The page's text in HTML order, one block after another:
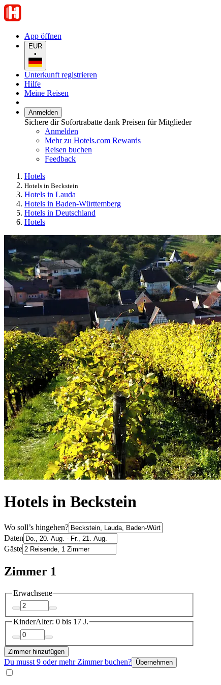
App öffnen
EUR
•
Unterkunft registrieren
Hilfe
Meine Reisen
Anmelden
Sichere dir Sofortrabatte dank Preisen für Mitglieder
Anmelden
Mehr zu Hotels.com Rewards
Reisen buchen
Feedback
Hotels
Hotels in Beckstein
Hotels in Lauda
Hotels in Baden-Württemberg
Hotels in Deutschland
Hotels
Hotels in Beckstein
Wo soll’s hingehen?
Daten
Gäste
Zimmer 1
Erwachsene
KinderAlter: 0 bis 17 J.
Zimmer hinzufügen
Du musst 9 oder mehr Zimmer buchen? Übernehmen